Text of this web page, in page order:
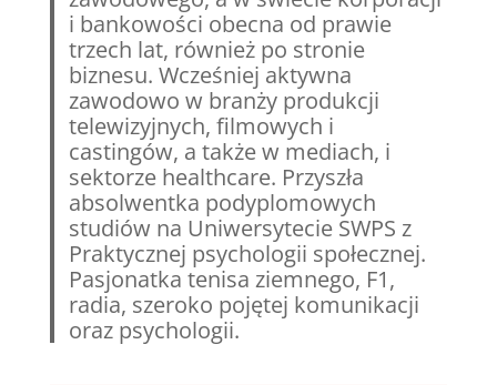
i bankowości obecna od prawie
trzech lat, również po stronie
biznesu. Wcześniej aktywna
zawodowo w branży produkcji
telewizyjnych, filmowych i
castingów, a także w mediach, i
sektorze healthcare. Przyszła
absolwentka podyplomowych
studiów na Uniwersytecie SWPS z
Praktycznej psychologii społecznej.
Pasjonatka tenisa ziemnego, F1,
radia, szeroko pojętej komunikacji
oraz psychologii.